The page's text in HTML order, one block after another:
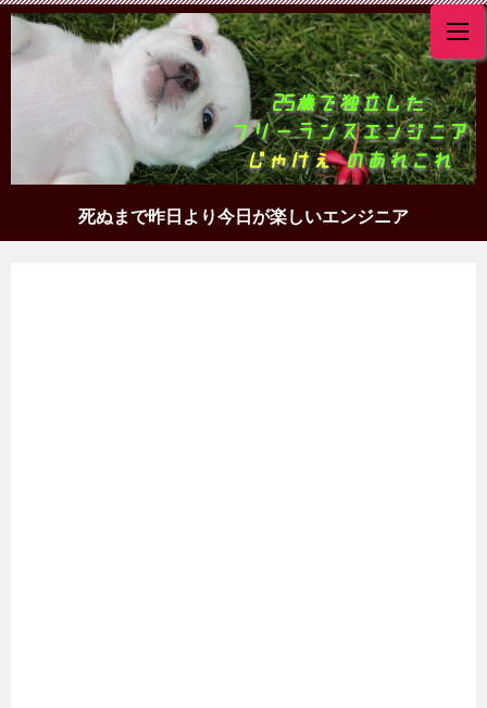
死ぬまで昨日より今日が楽しいエンジニア